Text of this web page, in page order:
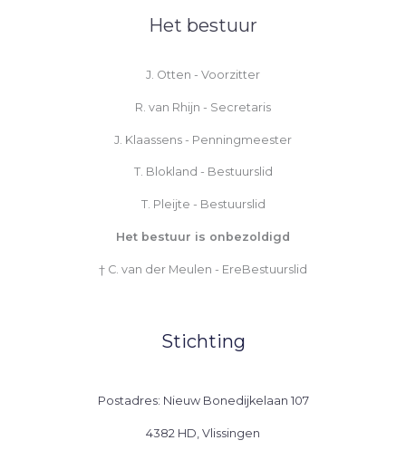
Het bestuur
J. Otten - Voorzitter
R. van Rhijn - Secretaris
J. Klaassens - Penningmeester
T. Blokland - Bestuurslid
T. Pleijte - Bestuurslid
Het bestuur is onbezoldigd
† C. van der Meulen - EreBestuurslid
Stichting
Postadres: Nieuw Bonedijkelaan 107
4382 HD, Vlissingen